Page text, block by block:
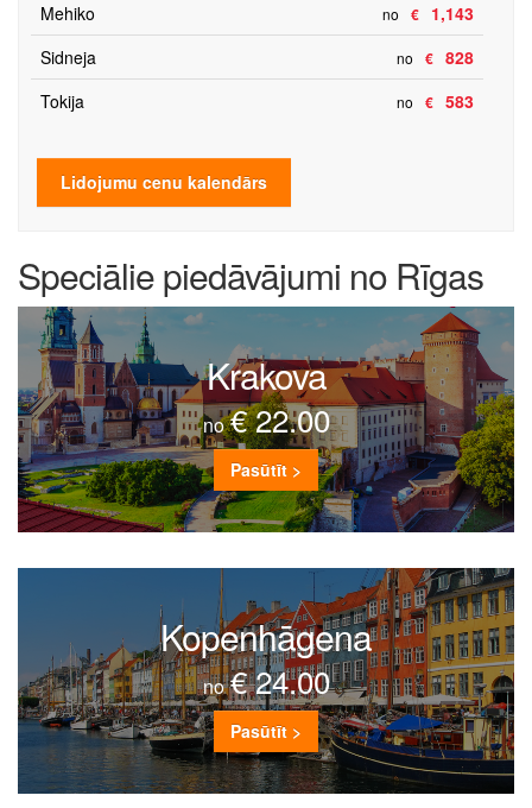
Mehiko
no €
1,143
Sidneja
no € 828
Tokija
no € 583
Lidojumu cenu kalendārs
Speciālie piedāvājumi no Rīgas
Krakova
no € 22.00
Pasūtīt >
Kopenhāgena
no € 24.00
Pasūtīt >